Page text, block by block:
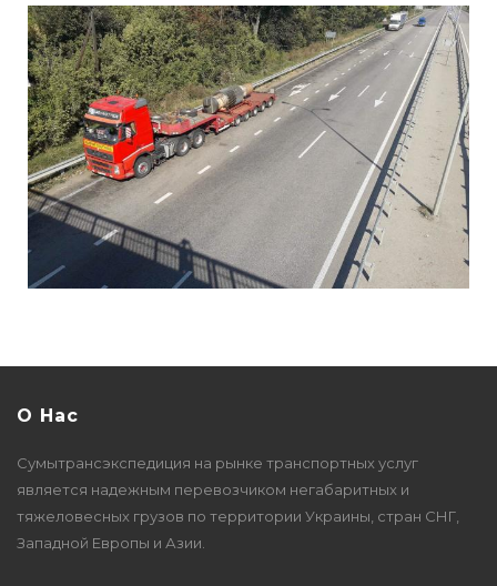
О Нас
Сумытрансэкспедиция на рынке транспортных услуг
является надежным перевозчиком негабаритных и
тяжеловесных грузов по территории Украины, стран СНГ,
Западной Европы и Азии.